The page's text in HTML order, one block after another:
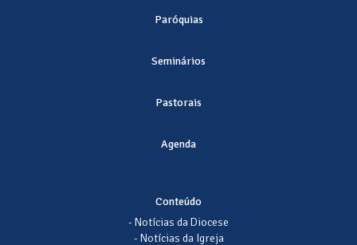
Paróquias
Seminários
Pastorais
Agenda
Conteúdo
- Notícias da Diocese
- Notícias da Igreja